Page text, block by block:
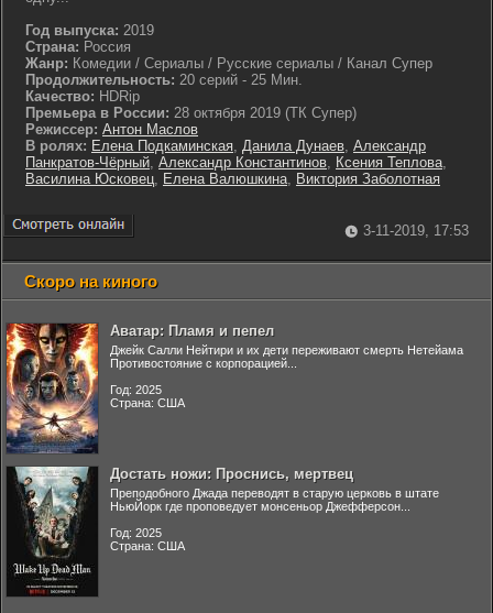
Год выпуска: 2019
Страна: Россия
Жанр: Комедии / Сериалы / Русские сериалы / Канал Супер
Продолжительность: 20 серий - 25 Мин.
Качество: HDRip
Премьера в России: 28 октября 2019 (ТК Супер)
Режиссер: Антон Маслов
В ролях: Елена Подкаминская, Данила Дунаев, Александр
Панкратов-Чёрный, Александр Константинов, Ксения Теплова,
Василина Юсковец, Елена Валюшкина, Виктория Заболотная
3-11-2019, 17:53
Скоро на киного
Аватар: Пламя и пепел
Джейк Салли Нейтири и их дети переживают смерть Нетейама
Противостояние с корпорацией...
Год: 2025
Страна: США
Достать ножи: Проснись, мертвец
Преподобного Джада переводят в старую церковь в штате
НьюЙорк где проповедует монсеньор Джефферсон...
Год: 2025
Страна: США